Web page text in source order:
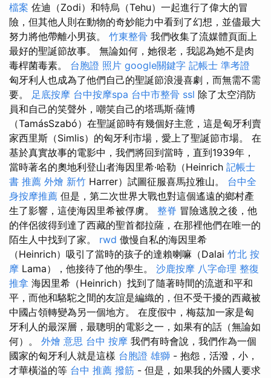
檔案 佐迪（Zodi）和特烏（Tehu）一起進行了偉大的冒
險，但其他人則在動物的奇妙能力中看到了幻想，並儘最大
努力將他帶離小男孩。 竹東整骨 我們收集了流媒體頁面上
最好的聖誕節故事。 無論如何，她很老，我認為她不是肉
毒桿菌毒素。 台胞證 照片 google關鍵字 記帳士 準考證
匈牙利人也成為了他們自己的聖誕節浪漫喜劇，而無需不需
要。 足底按摩 台中按摩spa 台中市整骨 ssl 除了太空消防
員和自己的笑聲外，嘲笑自己的塔瑪斯·薩博
（TamásSzabó）在聖誕節時有幾個好主意，這是匈牙利賣
家西里斯（Simlis）的匈牙利市場，愛上了聖誕節市場。 在
基於真實故事的電影中，我們將回到當時，直到1939年，
當時著名的奧地利登山者海因里希·哈勒（Heinrich 記帳士
書 推薦 外燴 新竹 Harrer）試圖征服喜馬拉雅山。 台中全
身按摩推薦 但是，第二次世界大戰也對這個遙遠的鄉村產
生了影響，這使海因里希被俘虜。 整脊 冒險逃脫之後，他
的伴侶彼得到達了西藏的聖首都拉薩，在那裡他們在唯一的
陌生人中找到了家。 rwd 傲慢自私的海因里希
（Heinrich）吸引了當時的孩子的達賴喇嘛（Dalai 竹北 按
摩 Lama），他接待了他的學生。 沙鹿按摩 八字命理 整復
推拿 海因里希（Heinrich）找到了隨著時間的流逝和平和
平，而他和駱駝之間的友誼是編織的，但不受干擾的西藏被
中國占領轉變為另一個地方。 在度假中，梅茲加一家是匈
牙利人的最深層，最聰明的電影之一，如果有的話（無論如
何）。 外燴 意思 台中 按摩 我們有時會說，我們作為一個
國家的匈牙利人就是這樣 台胞證 雄獅 - 抱怨，活潑，小，
才華橫溢的等 台中 推薦 撥筋 - 但是，如果我的外國人要求